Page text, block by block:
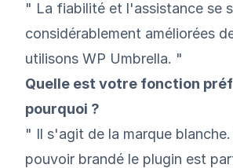
" La fiabilité et l'assistance se
considérablement améliorées
utilisons WP Umbrella. "
Quelle est votre fonction
pourquoi ?
" Il s'agit de la marque
pouvoir brandé le plugin est